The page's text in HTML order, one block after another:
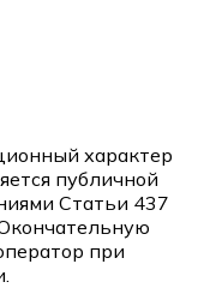
характер
публичной
Статьи 437
при